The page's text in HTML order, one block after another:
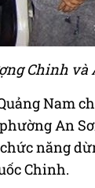
Chinh và
Nam
An
năng
Chinh.